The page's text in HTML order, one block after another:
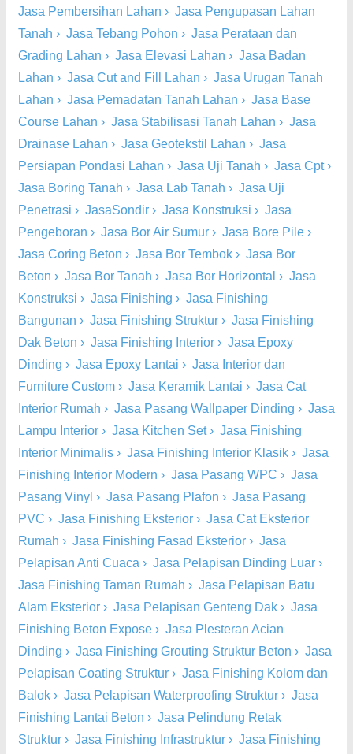
Jasa Pembersihan Lahan › Jasa Pengupasan Lahan
Tanah › Jasa Tebang Pohon › Jasa Perataan dan
Grading Lahan › Jasa Elevasi Lahan › Jasa Badan
Lahan › Jasa Cut and Fill Lahan › Jasa Urugan Tanah
Lahan › Jasa Pemadatan Tanah Lahan › Jasa Base
Course Lahan › Jasa Stabilisasi Tanah Lahan › Jasa
Drainase Lahan › Jasa Geotekstil Lahan › Jasa
Persiapan Pondasi Lahan › Jasa Uji Tanah › Jasa Cpt›
Jasa Boring Tanah › Jasa Lab Tanah › Jasa Uji
Penetrasi › JasaSondir › Jasa Konstruksi › Jasa
Pengeboran › Jasa Bor Air Sumur › Jasa Bore Pile ›
Jasa Coring Beton › Jasa Bor Tembok › Jasa Bor
Beton › Jasa Bor Tanah › Jasa Bor Horizontal › Jasa
Konstruksi › Jasa Finishing › Jasa Finishing
Bangunan › Jasa Finishing Struktur › Jasa Finishing
Dak Beton › Jasa Finishing Interior › Jasa Epoxy
Dinding › Jasa Epoxy Lantai › Jasa Interior dan
Furniture Custom › Jasa Keramik Lantai › Jasa Cat
Interior Rumah › Jasa Pasang Wallpaper Dinding › Jasa
Lampu Interior › Jasa Kitchen Set› Jasa Finishing
Interior Minimalis › Jasa Finishing Interior Klasik › Jasa
Finishing Interior Modern › Jasa Pasang WPC › Jasa
Pasang Vinyl › Jasa Pasang Plafon › Jasa Pasang
PVC › Jasa Finishing Eksterior › Jasa Cat Eksterior
Rumah › Jasa Finishing Fasad Eksterior › Jasa
Pelapisan Anti Cuaca › Jasa Pelapisan Dinding Luar ›
Jasa Finishing Taman Rumah › Jasa Pelapisan Batu
Alam Eksterior › Jasa Pelapisan Genteng Dak › Jasa
Finishing Beton Expose › Jasa Plesteran Acian
Dinding › Jasa Finishing Grouting Struktur Beton › Jasa
Pelapisan Coating Struktur › Jasa Finishing Kolom dan
Balok › Jasa Pelapisan Waterproofing Struktur › Jasa
Finishing Lantai Beton › Jasa Pelindung Retak
Struktur › Jasa Finishing Infrastruktur › Jasa Finishing